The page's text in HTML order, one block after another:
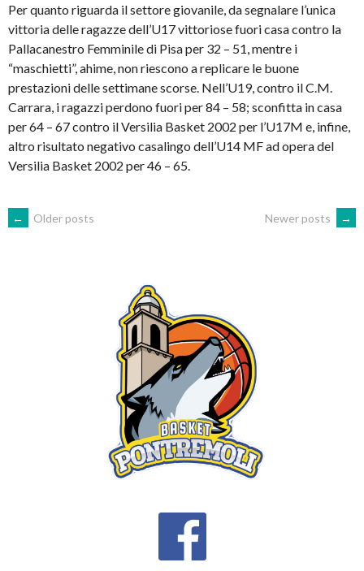
Per quanto riguarda il settore giovanile, da segnalare l’unica
vittoria delle ragazze dell’U17 vittoriose fuori casa contro la
Pallacanestro Femminile di Pisa per 32 – 51, mentre i
“maschietti”, ahime, non riescono a replicare le buone
prestazioni delle settimane scorse. Nell’U19, contro il C.M.
Carrara, i ragazzi perdono fuori per 84 – 58; sconfitta in casa
per 64 – 67 contro il Versilia Basket 2002 per l’U17M e, infine,
altro risultato negativo casalingo dell’U14 MF ad opera del
Versilia Basket 2002 per 46 – 65.
POSTS
← Older posts Newer posts →